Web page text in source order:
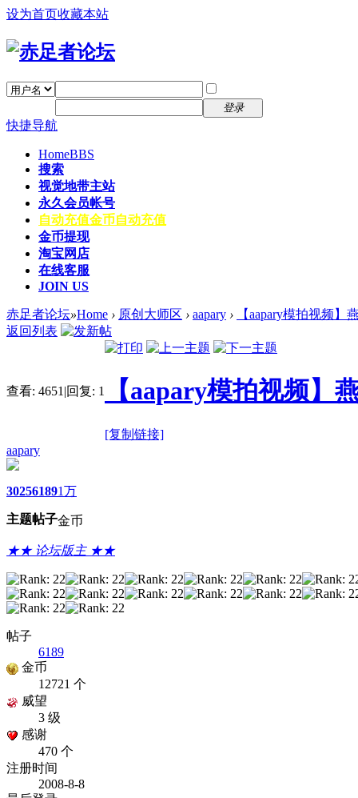
设为首页收藏本站
登录
快捷导航
HomeBBS
搜索
视觉地带主站
永久会员帐号
自动充值金币自动充值
金币提现
淘宝网店
在线客服
JOIN US
赤足者论坛»Home › 原创大师区 › aapary ›
【aapary模拍视频】
返回列表
查看: 4651 |回复: 1 【aapary模拍视频】
[复制链接]
aapary
3025
主题
6189
帖子
1万
金币
★★ 论坛版主 ★★
帖子
6189
金币
12721 个
威望
3 级
感谢
470 个
注册时间
2008-8-8